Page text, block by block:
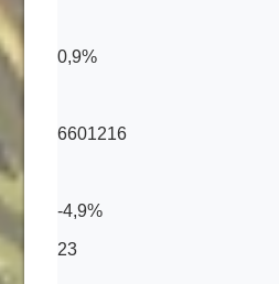
0,9%
6601216
-4,9%
23